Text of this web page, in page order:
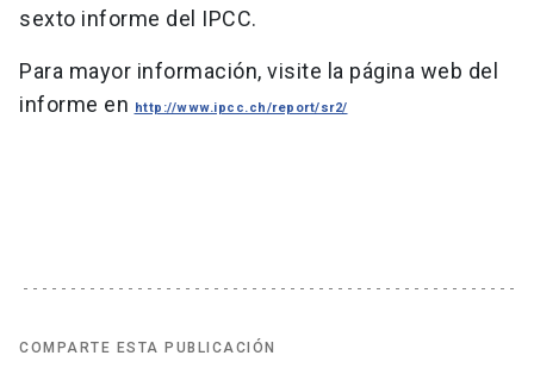
sexto informe del IPCC.
Para mayor información, visite la página web del
informe en http://www.ipcc.ch/report/sr2/
COMPARTE ESTA PUBLICACIÓN